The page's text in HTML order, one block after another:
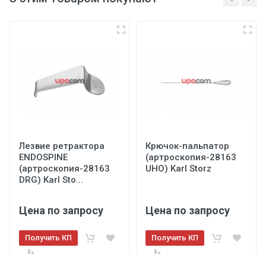
Лезвие ретрактора
ENDOSPINE
(артроскопия-28163
DRG) Karl Sto...
Цена по запросу
Получить КП
Крючок-пальпатор
(артроскопия-28163
UHO) Karl Storz
Цена по запросу
Получить КП